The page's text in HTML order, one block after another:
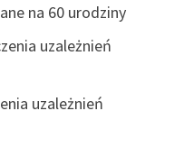
na 60 urodziny
uzależnień
uzależnień